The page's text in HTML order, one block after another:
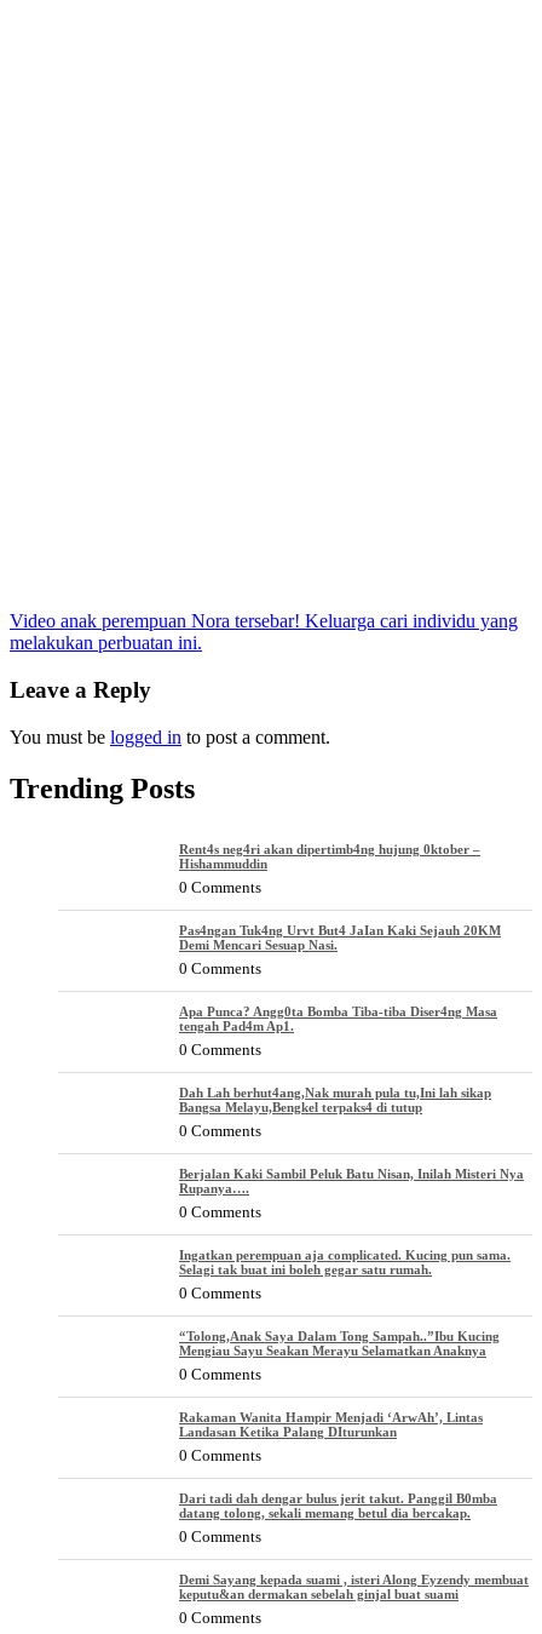
Post
navigation
Video anak perempuan Nora tersebar! Keluarga cari individu yang
melakukan perbuatan ini.
Leave a Reply
You must be logged in to post a comment.
Trending Posts
Rent4s neg4ri akan dipertimb4ng hujung 0ktober –
Hishammuddin
0 Comments
Pas4ngan Tuk4ng Urvt But4 JaIan Kaki Sejauh 20KM
Demi Mencari Sesuap Nasi.
0 Comments
Apa Punca? Angg0ta Bomba Tiba-tiba Diser4ng Masa
tengah Pad4m Ap1.
0 Comments
Dah Lah berhut4ang,Nak murah pula tu,Ini lah sikap
Bangsa Melayu,Bengkel terpaks4 di tutup
0 Comments
Berjalan Kaki Sambil Peluk Batu Nisan, Inilah Misteri Nya
Rupanya….
0 Comments
Ingatkan perempuan aja complicated. Kucing pun sama.
Selagi tak buat ini boleh gegar satu rumah.
0 Comments
“Tolong,Anak Saya Dalam Tong Sampah..”Ibu Kucing
Mengiau Sayu Seakan Merayu Selamatkan Anaknya
0 Comments
Rakaman Wanita Hampir Menjadi ‘ArwAh’, Lintas
Landasan Ketika Palang DIturunkan
0 Comments
Dari tadi dah dengar bulus jerit takut. Panggil B0mba
datang tolong, sekali memang betul dia bercakap.
0 Comments
Demi Sayang kepada suami , isteri Along Eyzendy membuat
keputu&an dermakan sebelah ginjal buat suami
0 Comments